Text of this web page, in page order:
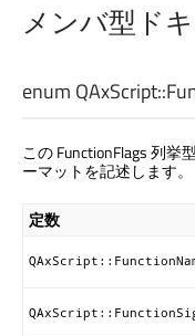
メンバ型ド
enum QAxScript::
この FunctionFlags 列挙
ーマットを記述します。
定数